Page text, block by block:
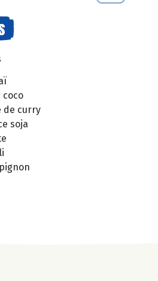
coco
de curry
soja